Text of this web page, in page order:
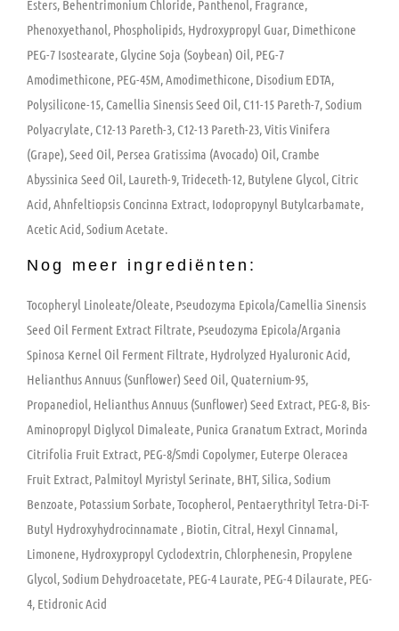
Esters, Behentrimonium Chloride, Panthenol, Fragrance,
Phenoxyethanol, Phospholipids, Hydroxypropyl Guar, Dimethicone
PEG-7 Isostearate, Glycine Soja (Soybean) Oil, PEG-7
Amodimethicone, PEG-45M, Amodimethicone, Disodium EDTA,
Polysilicone-15, Camellia Sinensis Seed Oil, C11-15 Pareth-7, Sodium
Polyacrylate, C12-13 Pareth-3, C12-13 Pareth-23, Vitis Vinifera
(Grape), Seed Oil, Persea Gratissima (Avocado) Oil, Crambe
Abyssinica Seed Oil, Laureth-9, Trideceth-12, Butylene Glycol, Citric
Acid, Ahnfeltiopsis Concinna Extract, Iodopropynyl Butylcarbamate,
Acetic Acid, Sodium Acetate.
Nog meer ingrediënten:
Tocopheryl Linoleate/Oleate, Pseudozyma Epicola/Camellia Sinensis
Seed Oil Ferment Extract Filtrate, Pseudozyma Epicola/Argania
Spinosa Kernel Oil Ferment Filtrate, Hydrolyzed Hyaluronic Acid,
Helianthus Annuus (Sunflower) Seed Oil, Quaternium-95,
Propanediol, Helianthus Annuus (Sunflower) Seed Extract, PEG-8, Bis-
Aminopropyl Diglycol Dimaleate, Punica Granatum Extract, Morinda
Citrifolia Fruit Extract, PEG-8/Smdi Copolymer, Euterpe Oleracea
Fruit Extract, Palmitoyl Myristyl Serinate, BHT, Silica, Sodium
Benzoate, Potassium Sorbate, Tocopherol, Pentaerythrityl Tetra-Di-T-
Butyl Hydroxyhydrocinnamate , Biotin, Citral, Hexyl Cinnamal,
Limonene, Hydroxypropyl Cyclodextrin, Chlorphenesin, Propylene
Glycol, Sodium Dehydroacetate, PEG-4 Laurate, PEG-4 Dilaurate, PEG-
4, Etidronic Acid